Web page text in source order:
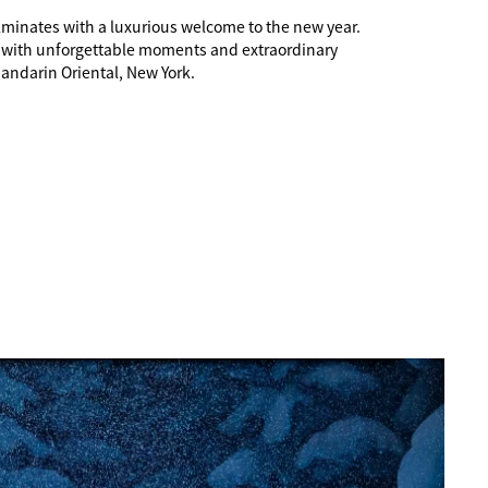
with a luxurious welcome to the new year.
unforgettable moments and extraordinary
Oriental, New York.